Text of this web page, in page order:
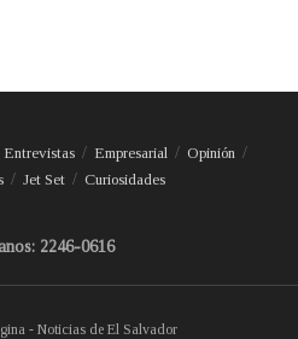
Entrevistas Empresarial
Opinión
Jet Set Curiosidades
2246-0616
- Noticias de El Salvador